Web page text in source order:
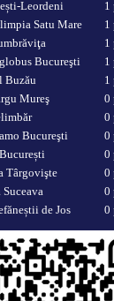
Leordeni
1
Satu Mare
1
1
Bucureşti
1
Buzău
1
Mureş
0
0
Bucureşti
0
0
Târgovişte
0
Suceava
0
de Jos 0